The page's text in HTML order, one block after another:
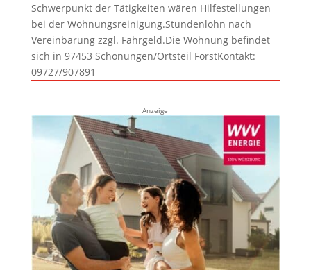
Schwerpunkt der Tätigkeiten wären Hilfestellungen
bei der Wohnungsreinigung.Stundenlohn nach
Vereinbarung zzgl. Fahrgeld.Die Wohnung befindet
sich in 97453 Schonungen/Ortsteil ForstKontakt:
09727/907891
Anzeige